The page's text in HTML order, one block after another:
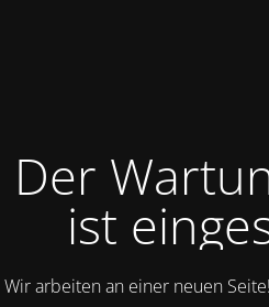
Der
ist
Wir arbeiten an einer neuen